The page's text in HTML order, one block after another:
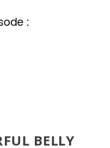
:
BELLY